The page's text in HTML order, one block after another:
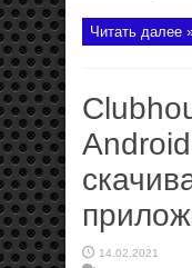
Читать далее
14.02.2021